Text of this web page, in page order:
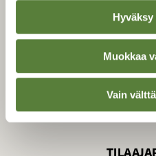
Hyväksy
Muokkaa
Vain